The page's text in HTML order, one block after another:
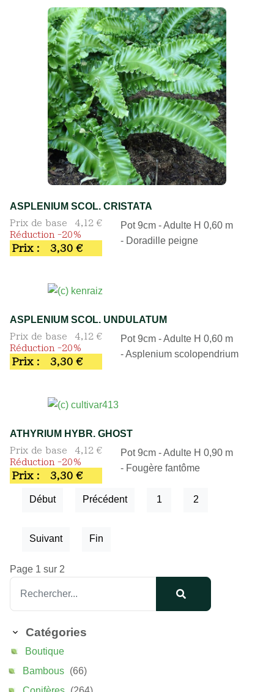
ASPLENIUM SCOL. CRISTATA
Prix de base
4,12 €
Réduction -20%
Prix : 3,30 €
Pot 9cm - Adulte H 0,60 m
- Doradille peigne
ASPLENIUM SCOL. UNDULATUM
Prix de base
4,12 €
Réduction -20%
Prix : 3,30 €
Pot 9cm - Adulte H 0,60 m
- Asplenium scolopendrium
ATHYRIUM HYBR. GHOST
Prix de base
4,12 €
Réduction -20%
Prix : 3,30 €
Pot 9cm - Adulte H 0,90 m
- Fougère fantôme
Début Précédent 1 2
Suivant Fin
Page 1 sur 2
Catégories
Boutique
Bambous (66)